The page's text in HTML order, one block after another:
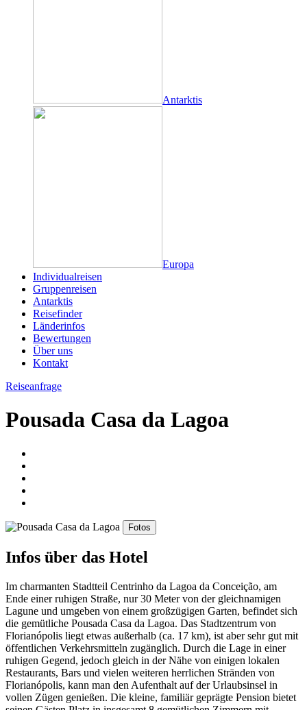
Antarktis
Europa
Individualreisen
Gruppenreisen
Antarktis
Reisefinder
Länderinfos
Bewertungen
Über uns
Kontakt
Reiseanfrage
Pousada Casa da Lagoa
Fotos
Infos über das Hotel
Im charmanten Stadtteil Centrinho da Lagoa da Conceição, am
Ende einer ruhigen Straße, nur 30 Meter von der gleichnamigen
Lagune und umgeben von einem großzügigen Garten, befindet sich
die gemütliche Pousada Casa da Lagoa. Das Stadtzentrum von
Florianópolis liegt etwas außerhalb (ca. 17 km), ist aber sehr gut mit
öffentlichen Verkehrsmitteln zugänglich. Durch die Lage in einer
ruhigen Gegend, jedoch gleich in der Nähe von einigen lokalen
Restaurants, Bars und vielen weiteren herrlichen Stränden von
Florianópolis, kann man den Aufenthalt auf der Urlaubsinsel in
vollen Zügen genießen. Die kleine, familiär geprägte Pension bietet